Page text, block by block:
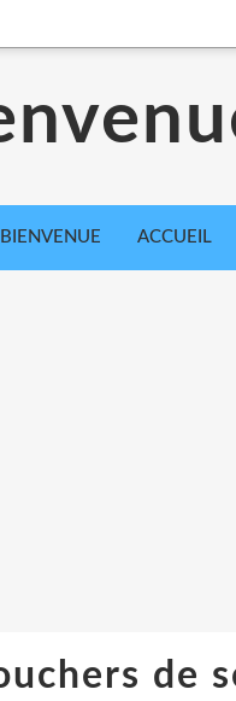
BIENVENUE ACCUEIL
de